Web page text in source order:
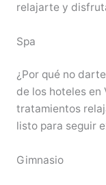
relajarte y
Spa
¿Por qué no
de los hoteles
tratamientos
listo para seguir
Gimnasio